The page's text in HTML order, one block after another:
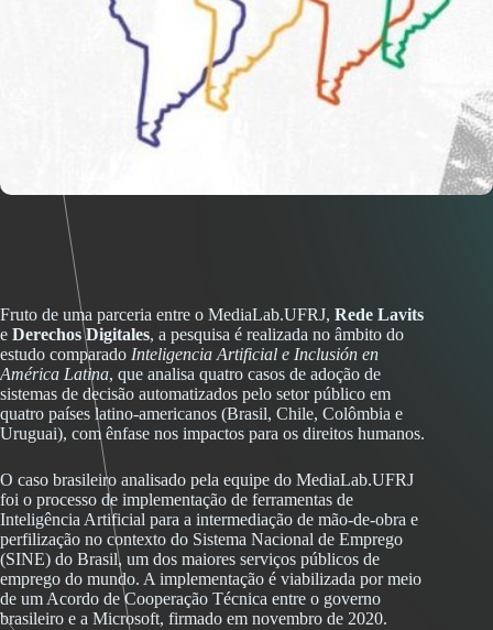
Fruto de uma parceria entre o MediaLab.UFRJ, Rede Lavits
e Derechos Digitales, a pesquisa é realizada no âmbito do
estudo comparado Inteligencia Artificial e Inclusión en
América Latina, que analisa quatro casos de adoção de
sistemas de decisão automatizados pelo setor público em
quatro países latino-americanos (Brasil, Chile, Colômbia e
Uruguai), com ênfase nos impactos para os direitos humanos.
O caso brasileiro analisado pela equipe do MediaLab.UFRJ
foi o processo de implementação de ferramentas de
Inteligência Artificial para a intermediação de mão-de-obra e
perfilização no contexto do Sistema Nacional de Emprego
(SINE) do Brasil, um dos maiores serviços públicos de
emprego do mundo. A implementação é viabilizada por meio
de um Acordo de Cooperação Técnica entre o governo
brasileiro e a Microsoft, firmado em novembro de 2020.